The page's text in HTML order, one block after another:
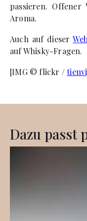
passieren.
Aroma.
Auch auf dieser
auf Whisky-Fragen.
[IMG © flickr /
Dazu passt